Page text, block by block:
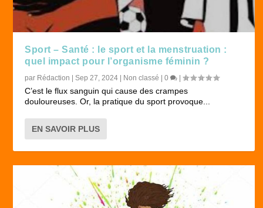
Sport – Santé : le sport et la menstruation :
quel impact pour l’organisme féminin ?
par Rédaction |Sep 27, 2024 Non classé |0 |
C’est le flux sanguin qui cause des crampes
douloureuses. Or, la pratique du sport provoque...
EN SAVOIR PLUS